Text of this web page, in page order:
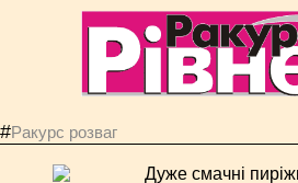
#Ракурс розваг